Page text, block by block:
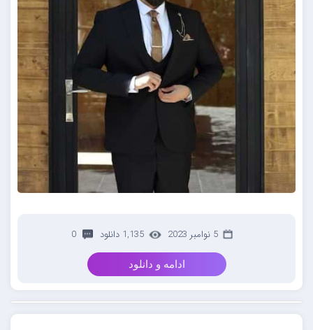
5 نوامبر 2023 1,135 دانلود 0
ادامه و دانلود